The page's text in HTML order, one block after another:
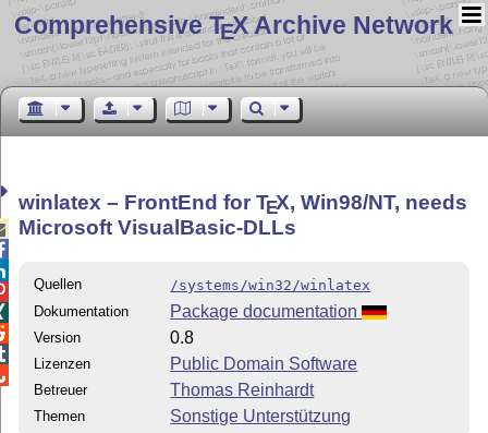
Comprehensive TEX Archive Network
winlatex – FrontEnd forTEX, Win98/NT, needs
Microsoft VisualBasic-DLLs
Quellen
/systems/win32/winlatex
Dokumentation
Package documentation
Version 0.8
Lizenzen Public Domain Software
Betreuer Thomas Reinhardt
Themen Sonstige Unterstützung